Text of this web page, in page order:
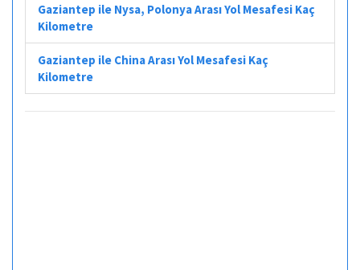
Gaziantep ile Nysa, Polonya Arası Yol Mesafesi Kaç
Kilometre
Gaziantep ile China Arası Yol Mesafesi Kaç
Kilometre